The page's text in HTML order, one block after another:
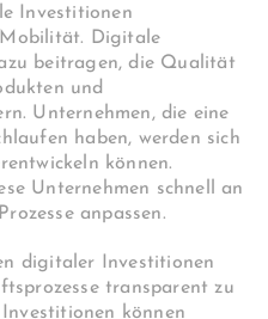
Investitionen
Mobilität. Digitale
beitragen, die Qualität
und
Unternehmen, die eine
haben, werden sich
können.
Unternehmen schnell an
anpassen.
digitaler Investitionen
transparent zu
können